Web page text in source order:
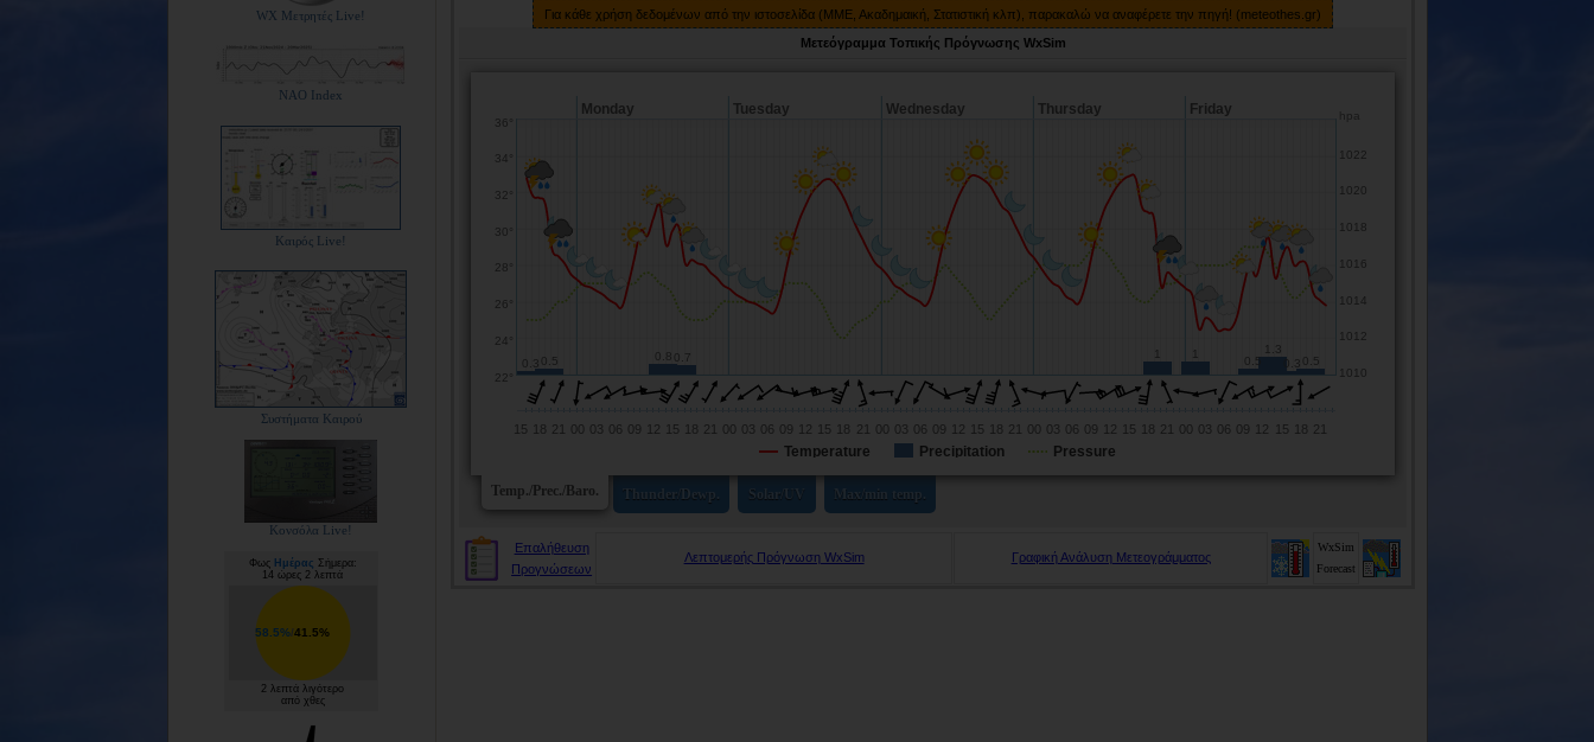
WX Μετρητές Live!
NAO Index
Καιρός Live!
Συστήματα Καιρού
Κονσόλα Live!
Φως Ημέρας Σήμερα:
14 ώρες 2 λεπτά
58.5%/41.5%
2 λεπτά λιγότερο
από χθες
Για κάθε χρήση δεδομένων από την ιστοσελίδα (ΜΜΕ, Ακαδημαική, Στατιστική κλπ), παρακαλώ να αναφέρετε την πηγή! (meteothes.gr)
Μετεόγραμμα Τοπικής Πρόγνωσης WxSim
Επαλήθευση
Προγνώσεων
Λεπτομερής Πρόγνωση WxSim Γραφική Ανάλυση Μετεογράμματος
WxSim
Forecast